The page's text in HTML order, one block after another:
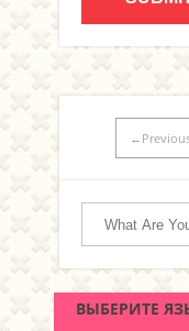
ВЫБЕРИТЕ